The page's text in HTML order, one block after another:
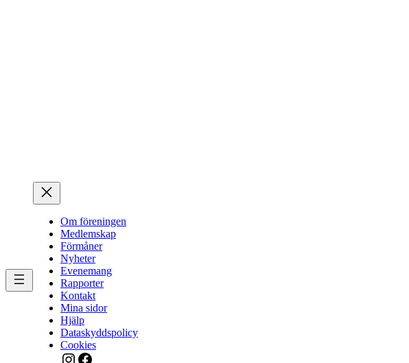
Om föreningen
Medlemskap
Förmåner
Nyheter
Evenemang
Rapporter
Kontakt
Mina sidor
Hjälp
Dataskyddspolicy
Cookies
Instagram
Facebook